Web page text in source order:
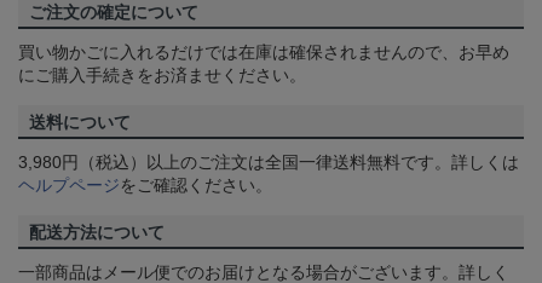
ご注文の確定について
買い物かごに入れるだけでは在庫は確保されませんので、お早め
にご購入手続きをお済ませください。
送料について
3,980円（税込）以上のご注文は全国一律送料無料です。詳しくは
ヘルプページをご確認ください。
配送方法について
一部商品はメール便でのお届けとなる場合がございます。詳しく